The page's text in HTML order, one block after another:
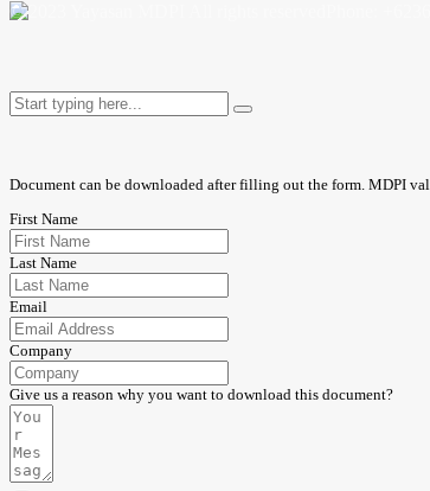
© 2023 Yayasan MDPI All rights reserved
Document can be downloaded after filling out the form. MDPI
First Name
Last Name
Email
Company
Give us a reason why you want to download this document?